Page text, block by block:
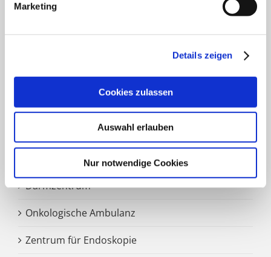
Marketing
Details zeigen
Cookies zulassen
Auswahl erlauben
Nur notwendige Cookies
HNO Belegabteilung
Pflegedienst
Zentrale Notaufnahme
Märkisches Brustzentrum
Darmzentrum
Onkologische Ambulanz
Zentrum für Endoskopie